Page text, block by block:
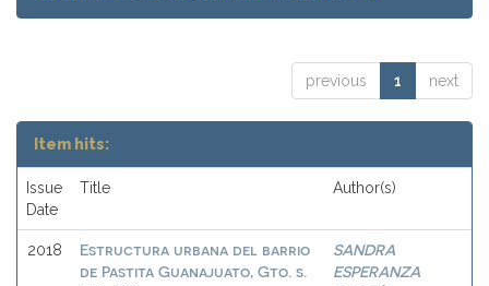
previous 1 next
Item hits:
Issue
Date
Title Author(s)
2018
Estructura urbana del barrio
de Pastita Guanajuato, Gto. s.
SANDRA
ESPERANZA